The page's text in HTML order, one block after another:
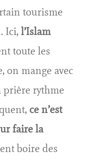
tourisme
Ici,l’Islam
toute les
on mange avec
prière rythme
ce n’est
faire la
boire des